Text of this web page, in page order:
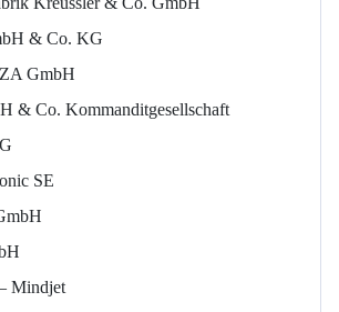
& Co. KG
GmbH
& Co. Kommanditgesellschaft
SE
Mindjet